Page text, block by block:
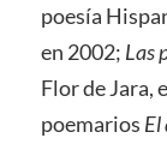
poesía
en 2002; Las
Flor de Jara,
poemarios El